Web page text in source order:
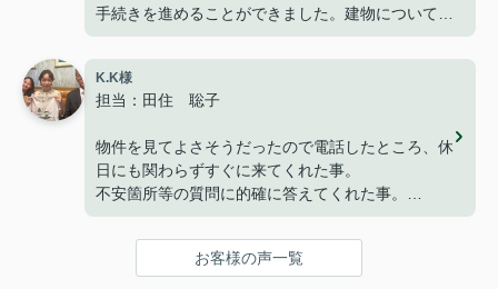
手続きを進めることができました。建物についても
満足しており、家族で新しい生活を始めることを楽
しみにしています。
改めて、ありがとうございました。
K.K様
担当：田住 聡子
物件を見てよさそうだったので電話したところ、休
日にも関わらずすぐに来てくれた事。
不安箇所等の質問に的確に答えてくれた事。
仮契約の電子承認につまづいたが、代替手段で進め
てくれた事。
いずれも迅速な対応で助かりました。
お客様の声一覧